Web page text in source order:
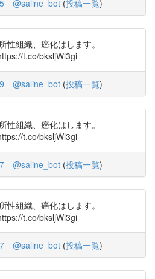
@saline_bot (投稿一覧)
性組織、癌化はします。
t.co/bksljWl3gi
@saline_bot (投稿一覧)
性組織、癌化はします。
t.co/bksljWl3gi
@saline_bot (投稿一覧)
性組織、癌化はします。
t.co/bksljWl3gi
@saline_bot (投稿一覧)